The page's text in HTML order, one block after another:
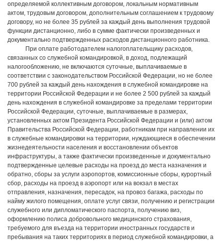
определяемой коллективным договором, локальным нормативным
актом, трудовым договором, дополнительным соглашением к трудовому
договору, но не более 35 рублей за каждый день выполнения трудовой
функции дистанционно, либо в сумме фактически произведенных и
документально подтвержденных расходов дистанционного работника.
При оплате работодателем налогоплательщику расходов,
связанных со служебной командировкой, в доход, подлежащий
налогообложению, не включаются суточные, выплачиваемые в
соответствии с законодательством Российской Федерации, но не более
700 рублей за каждый день нахождения в служебной командировке на
территории Российской Федерации и не более 2 500 рублей за каждый
день нахождения в служебной командировке за пределами территории
Российской Федерации, суточные, выплачиваемые в размерах,
установленных актом Президента Российской Федерации и (или) актом
Правительства Российской Федерации, работникам при направлении их
в служебные командировки на территории, нуждающиеся в обеспечении
жизнедеятельности населения и восстановлении объектов
инфраструктуры, а также фактически произведенные и документально
подтвержденные целевые расходы на проезд до места назначения и
обратно, сборы за услуги аэропортов, комиссионные сборы, курортный
сбор, расходы на проезд в аэропорт или на вокзал в местах
отправления, назначения, пересадок, на провоз багажа, расходы по
найму жилого помещения, оплате услуг связи, получению и регистрации
служебного или дипломатического паспорта, получению виз,
оформлению полиса добровольного медицинского страхования,
требуемого для въезда на территории иностранных государств и
пребывания на таких территориях в период служебной командировки, а